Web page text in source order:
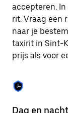
op
Escape
om
de
agenda
te
accepteren.
rit. Vraag een
naar je
taxirit in Sint-
prijs als voor
Dag en